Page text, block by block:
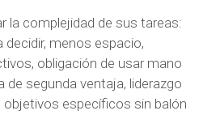
la complejidad de sus tareas:
menos espacio,
obligación de usar mano
de segunda ventaja, liderazgo
objetivos específicos sin balón